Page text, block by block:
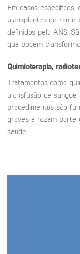
Em casos
transplantes de rim e
definidos pela ANS.
que podem
Quimioterapia,
Tratamentos como
transfusão de sangue
procedimentos são
graves e fazem parte
saúde.